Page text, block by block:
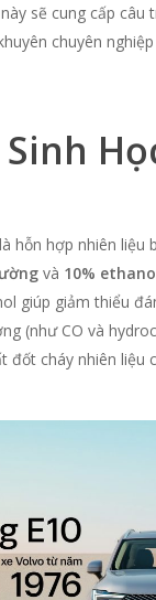
sẽ cung cấp câu
chuyên
hỗn hợp nhiên liệu
và 10%
giúp giảm thiểu
(như CO và
đốt cháy nhiên liệu